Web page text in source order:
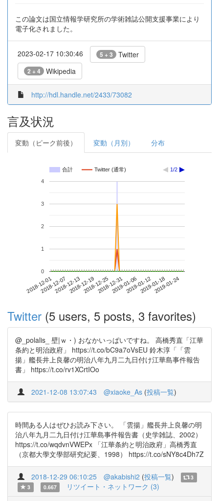
この論文は国立情報学研究所の学術雑誌公開支援事業により
電子化されました。
2023-02-17 10:30:46 5 + 3 Twitter
2 + 4 Wikipedia
http://hdl.handle.net/2433/73082
言及状況
変動（ピーク前後） 変動（月別） 分布
合計 Twitter (通常) 1/2
2018-12-012018-12-072018-12-132018-12-192018-12-252018-12-312019-01-062019-01-122019-01-182019-01-24
0
1
2
3
4
Twitter (5 users, 5 posts, 3 favorites)
@_polalis_ 壁|ｗ・) おなかいっぱいですね。 高橋秀直「江華
条約と明治政府」 https://t.co/bC9a7oVsEU 鈴木淳「「雲
揚」艦長井上良馨の明治八年九月二九日付け江華島事件報告
書」 https://t.co/rv1XCrtIOo
2021-12-08 13:07:43 @xiaoke_As (投稿一覧)
時間ある人はぜひお読み下さい。 「雲揚」艦長井上良馨の明
治八年九月二九日付け江華島事件報告書（史学雑誌、2002）
https://t.co/wqdvnVWEPx 「江華条約と明治政府」高橋秀直
（京都大學文學部研究紀要、1998） https://t.co/sNY8c4Dh7Z
2018-12-29 06:10:25 @akabishi2 (投稿一覧)
3
3
0.667 リツイート・ネットワーク (3)